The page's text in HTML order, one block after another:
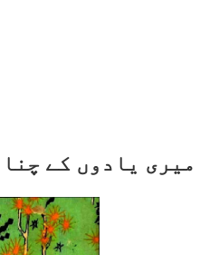
میری یادوں کے